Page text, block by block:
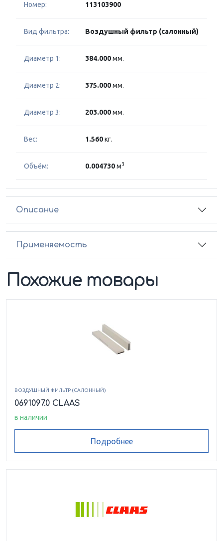
Номер: 113103900
Вид фильтра: Воздушный фильтр (салонный)
Диаметр 1: 384.000мм.
Диаметр 2: 375.000мм.
Диаметр 3: 203.000мм.
Вес: 1.560кг.
Объём: 0.004730м3
Описание
Применяемость
Похожие товары
ВОЗДУШНЫЙ ФИЛЬТР (САЛОННЫЙ)
0691097.0 CLAAS
в наличии
Подробнее